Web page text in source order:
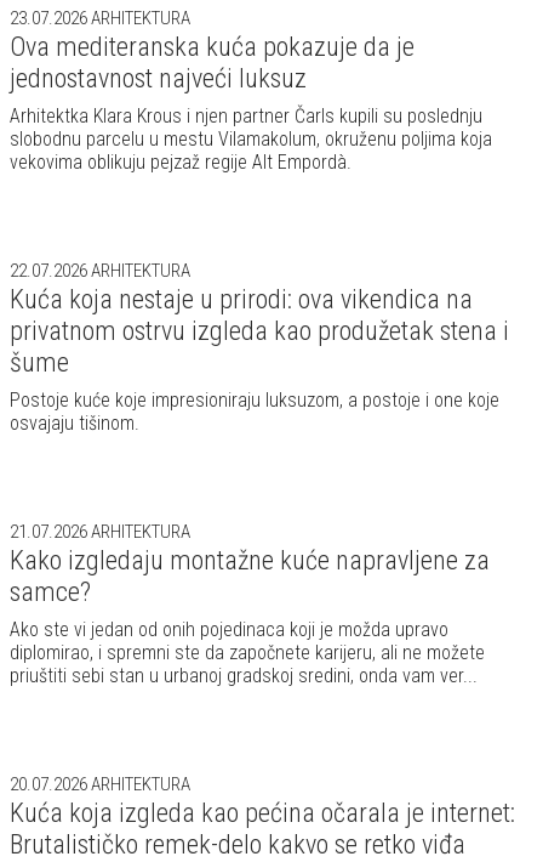
23.07.2026ARHITEKTURA
Ova mediteranska kuća pokazuje da je
jednostavnost najveći luksuz
Arhitektka Klara Krous i njen partner Čarls kupili su poslednju
slobodnu parcelu u mestu Vilamakolum, okruženu poljima koja
vekovima oblikuju pejzaž regije Alt Empordà.
22.07.2026ARHITEKTURA
Kuća koja nestaje u prirodi: ova vikendica na
privatnom ostrvu izgleda kao produžetak stena i
šume
Postoje kuće koje impresioniraju luksuzom, a postoje i one koje
osvajaju tišinom.
21.07.2026ARHITEKTURA
Kako izgledaju montažne kuće napravljene za
samce?
Ako ste vi jedan od onih pojedinaca koji je možda upravo
diplomirao, i spremni ste da započnete karijeru, ali ne možete
priuštiti sebi stan u urbanoj gradskoj sredini, onda vam ver...
20.07.2026ARHITEKTURA
Kuća koja izgleda kao pećina očarala je internet:
Brutalističko remek-delo kakvo se retko viđa